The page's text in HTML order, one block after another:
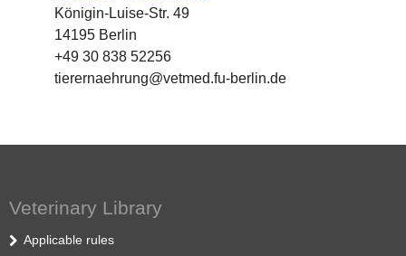
Königin-Luise-Str. 49
14195 Berlin
+49 30 838 52256
tierernaehrung@vetmed.fu-berlin.de
Veterinary Library
Applicable rules